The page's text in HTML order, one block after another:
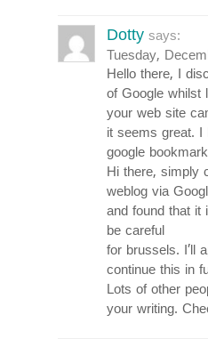
Dotty says:
Tuesday,
Hello there, I
of Google whilst
your web site
it seems great.
google
Hi there, simply
weblog via
and found that it
be careful
for brussels. I’ll
continue this in
Lots of other
your writing.